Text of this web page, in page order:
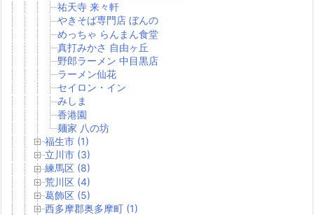
祐天寺 来々軒
やきそば専門店 ぼんの
めっちゃ らんまん食堂
真打みかさ 自由ヶ丘
野郎ラーメン 中目黒店
ラーメン仙花
セイロン・イン
みしま
香港園
麺家 八の坊
福生市 (1)
立川市 (3)
練馬区 (8)
荒川区 (4)
葛飾区 (5)
西多摩郡奥多摩町 (1)